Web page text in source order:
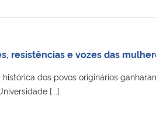
resistências e vozes das
dos povos originários
[...]